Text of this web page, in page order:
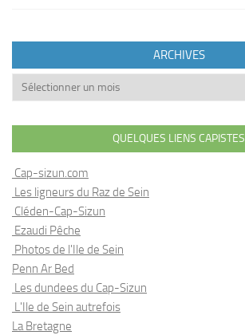
ARCHIVES
Archives
QUELQUES LIENS CAPISTES
Cap-sizun.com
Les ligneurs du Raz de Sein
Cléden-Cap-Sizun
Ezaudi Pêche
Photos de l'Ile de Sein
Penn Ar Bed
Les dundees du Cap-Sizun
L'Ile de Sein autrefois
La Bretagne